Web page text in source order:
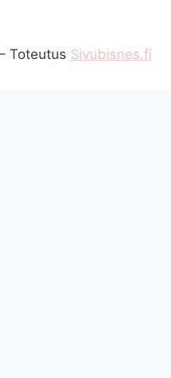
Toteutus Sivubisnes.fi